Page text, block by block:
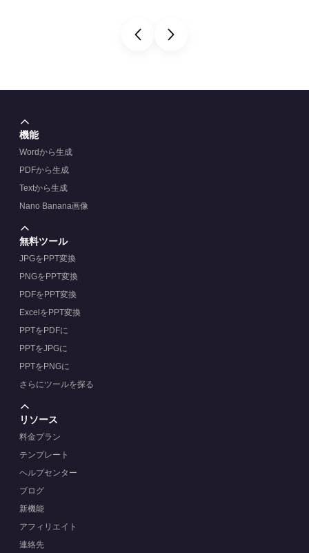
機能
Wordから生成
PDFから生成
Textから生成
Nano Banana画像
無料ツール
JPGをPPT変換
PNGをPPT変換
PDFをPPT変換
ExcelをPPT変換
PPTをPDFに
PPTをJPGに
PPTをPNGに
さらにツールを探る
リソース
料金プラン
テンプレート
ヘルプセンター
ブログ
新機能
アフィリエイト
連絡先